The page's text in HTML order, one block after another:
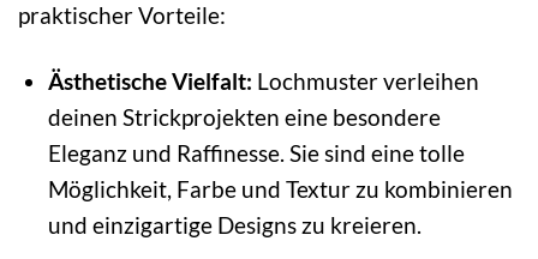
praktischer Vorteile:
Ästhetische Vielfalt: Lochmuster verleihen
deinen Strickprojekten eine besondere
Eleganz und Raffinesse. Sie sind eine tolle
Möglichkeit, Farbe und Textur zu kombinieren
und einzigartige Designs zu kreieren.